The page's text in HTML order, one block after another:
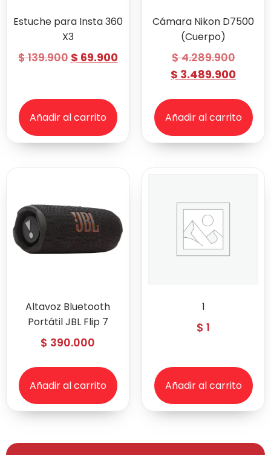
Estuche para Insta 360
X3
$139.900 $ 69.900
Añadir al carrito
Cámara Nikon D7500
(Cuerpo)
$4.289.900
$ 3.489.900
Añadir al carrito
Altavoz Bluetooth
Portátil JBL Flip 7
$ 390.000
Añadir al carrito
1
$ 1
Añadir al carrito